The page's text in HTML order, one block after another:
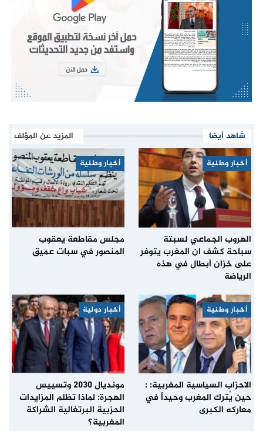
شاهد أيضا المزيد عن المؤلف
أخبار وطنية
الهروب الجماعي لسبتة
سباحة كشف ان المغرب يتوفر
على خزان أبطال في هذه
الرياضة
أخبار وطنية
مجلس مقاطعة يعقوب
المنصور في سبات عميق
أخبار وطنية
الاحزاب السياسية المغربية: :
حين يُترك المغرب وحيداً في
معاركه الكبرى
أخبار دولية
مونديال 2030 وتسييس
الهجرة: لماذا تظلم المزايدات
الحزبية البرتغالية الشراكة
المغربية؟